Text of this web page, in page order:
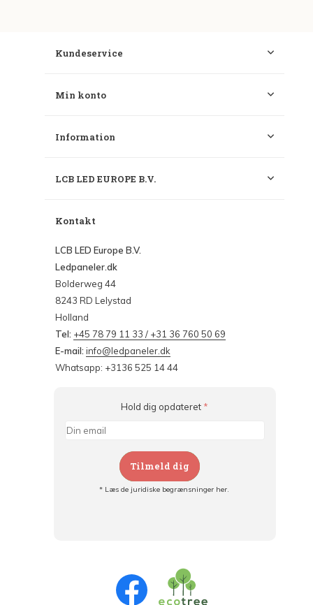
Kundeservice
Min konto
Information
LCB LED EUROPE B.V.
Kontakt
LCB LED Europe B.V.
Ledpaneler.dk
Bolderweg 44
8243 RD Lelystad
Holland
Tel: +45 78 79 11 33 / +31 36 760 50 69
E-mail: info@ledpaneler.dk
Whatsapp: +3136 525 14 44
Hold dig opdateret *
Tilmeld dig
* Læs de juridiske begrænsninger her.